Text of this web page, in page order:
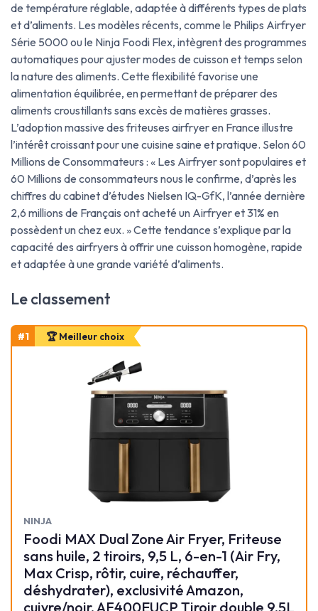
de température réglable, adaptée à différents types de plats
et d’aliments. Les modèles récents, comme le Philips Airfryer
Série 5000 ou le Ninja Foodi Flex, intègrent des programmes
automatiques pour ajuster modes de cuisson et temps selon
la nature des aliments. Cette flexibilité favorise une
alimentation équilibrée, en permettant de préparer des
aliments croustillants sans excès de matières grasses.
L’adoption massive des friteuses airfryer en France illustre
l’intérêt croissant pour une cuisine saine et pratique. Selon 60
Millions de Consommateurs : « Les Airfryer sont populaires et
60 Millions de consommateurs nous le confirme, d’après les
chiffres du cabinet d’études Nielsen IQ-GfK, l’année dernière
2,6 millions de Français ont acheté un Airfryer et 31% en
possèdent un chez eux. » Cette tendance s’explique par la
capacité des airfryers à offrir une cuisson homogène, rapide
et adaptée à une grande variété d’aliments.
Le classement
#1 🏆 Meilleur choix
‎NINJA
Foodi MAX Dual Zone Air Fryer, Friteuse
sans huile, 2 tiroirs, 9,5 L, 6-en-1 (Air Fry,
Max Crisp, rôtir, cuire, réchauffer,
déshydrater), exclusivité Amazon,
cuivre/noir, AF400EUCP Tiroir double 9.5L